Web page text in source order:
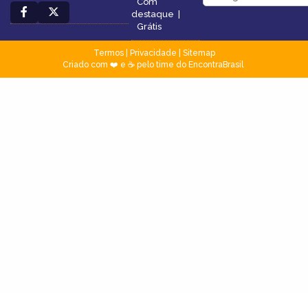
destaque
Grátis
Termos| Privacidade
Sitemap
Criado com ❤️ e ☕ pelo time do EncontraBrasil